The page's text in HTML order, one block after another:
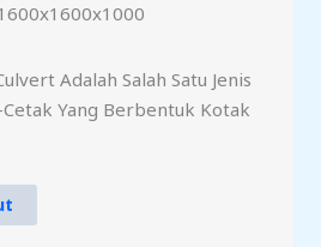
Adalah Salah Satu Jenis
Yang Berbentuk Kotak